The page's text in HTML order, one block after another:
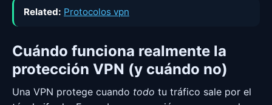
Related: Protocolos vpn
Cuándo funciona realmente la
protección VPN (y cuándo no)
Una VPN protege cuando todo tu tráfico sale por el